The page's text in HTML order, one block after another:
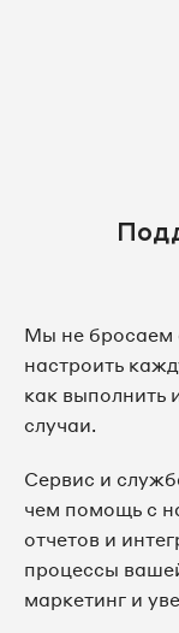
Мы не бросаем
настроить
как выполнить
случаи.
Сервис и
чем помощь с
отчетов и
процессы
маркетинг и